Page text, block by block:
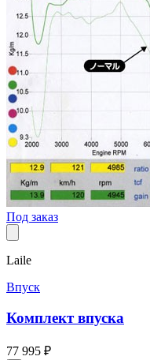
Под заказ
Laile
Впуск
Комплект впуска
77 995 ₽